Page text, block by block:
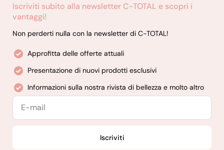
Iscriviti subito alla newsletter C-TOTAL e scopri i
vantaggi!
Non perderti nulla con la newsletter di C-TOTAL!
Approfitta delle offerte attuali
Presentazione di nuovi prodotti esclusivi
Informazioni sulla nostra rivista di bellezza e molto altro
E-
Iscriviti